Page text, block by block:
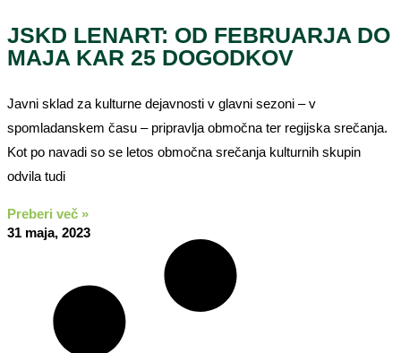
JSKD LENART: OD FEBRUARJA DO
MAJA KAR 25 DOGODKOV
Javni sklad za kulturne dejavnosti v glavni sezoni – v
spomladanskem času – pripravlja območna ter regijska srečanja.
Kot po navadi so se letos območna srečanja kulturnih skupin
odvila tudi
Preberi več »
31 maja, 2023